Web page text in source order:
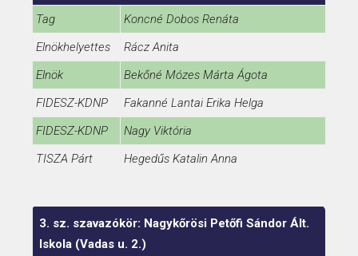
Tag
Koncné Dobos Renáta
Elnökhelyettes
Rácz Anita
Elnök
Bekőné Mózes Márta Ágota
FIDESZ-KDNP
Fakanné Lantai Erika Helga
FIDESZ-KDNP
Nagy Viktória
TISZA Párt
Hegedűs Katalin Anna
3. sz. szavazókör: Nagykőrösi Petőfi Sándor Ált.
Iskola (Vadas u. 2.)